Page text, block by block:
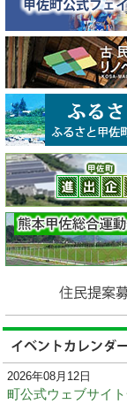
2026年08月12日
町公式ウェブサイ